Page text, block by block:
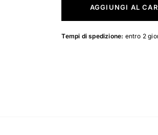
AGGIUNGI AL
Tempi di spedizione: entro 2